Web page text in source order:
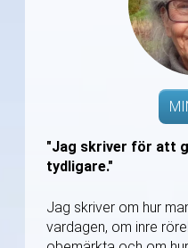
"Jag skriver för att
tydligare."
Jag skriver om hur
vardagen, om inre